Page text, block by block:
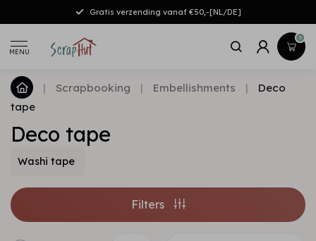
Gratis verzending vanaf €50,-[NL/DE]
MENU
0
| Scrapbooking | Embellishments |
Deco
tape
Deco tape
Washi tape
Filters